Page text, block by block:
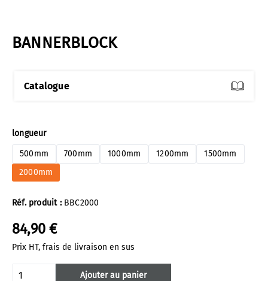
BANNERBLOCK
Catalogue
Réf. produit : BBC2000
84,90 €
Prix HT, frais de livraison en sus
Sélectionnez
longueur
500mm
700mm 1000mm 1200mm
1500mm
2000mm
Quantité de produit : Entrez la quantité
Ajouter au panier